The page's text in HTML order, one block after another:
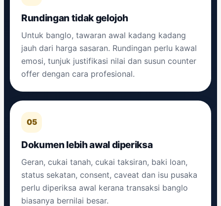
Rundingan tidak gelojoh
Untuk banglo, tawaran awal kadang kadang
jauh dari harga sasaran. Rundingan perlu kawal
emosi, tunjuk justifikasi nilai dan susun counter
offer dengan cara profesional.
05
Dokumen lebih awal diperiksa
Geran, cukai tanah, cukai taksiran, baki loan,
status sekatan, consent, caveat dan isu pusaka
perlu diperiksa awal kerana transaksi banglo
biasanya bernilai besar.